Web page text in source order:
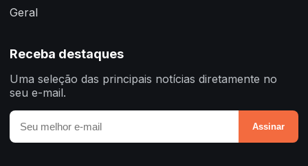
Geral
Receba destaques
Uma seleção das principais notícias diretamente no
seu e-mail.
Assinar